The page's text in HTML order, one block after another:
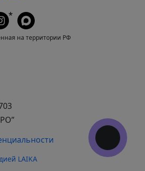
LAIKA
*
на территории РФ